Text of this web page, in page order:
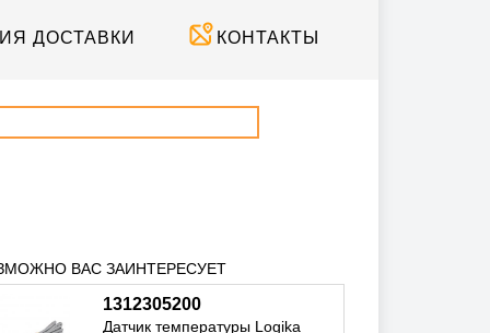
ДОСТАВКИ КОНТАКТЫ
ВАС ЗАИНТЕРЕСУЕТ
1312305200
Датчик температуры Logika